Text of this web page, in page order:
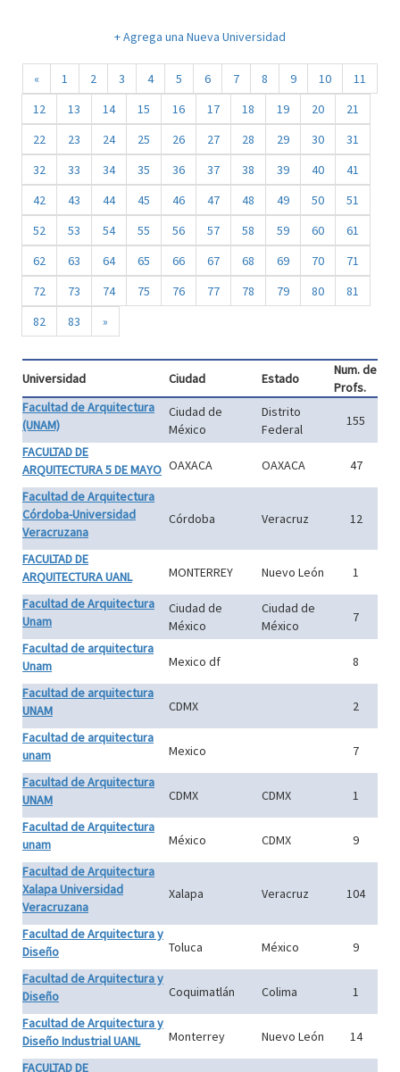
+ Agrega una Nueva Universidad
« 1 2 3 4 5 6 7 8 9 10
11
12
13 14 15 16 17 18 19 20
21
22
23 24 25 26 27 28 29 30
31
32
33 34 35 36 37 38 39 40
41
42
43 44 45 46 47 48 49 50
51
52
53 54 55 56 57 58 59 60
61
62
63 64 65 66 67 68 69 70
71
72
73 74 75 76 77 78 79 80
81
82
83 »
Universidad Ciudad Estado
Num. de
Profs.
Facultad de Arquitectura
(UNAM)
Ciudad de
México
Distrito
Federal
155
FACULTAD DE
ARQUITECTURA 5 DE MAYO OAXACA OAXACA
47
Facultad de Arquitectura
Córdoba-Universidad
Veracruzana
Córdoba Veracruz 12
FACULTAD DE
ARQUITECTURA UANL
MONTERREY Nuevo León
1
Facultad de Arquitectura
Unam
Ciudad de
México
Ciudad de
México
7
Facultad de arquitectura
Unam
Mexico df
8
Facultad de arquitectura
UNAM
CDMX
2
Facultad de arquitectura
unam
Mexico
7
Facultad de Arquitectura
UNAM
CDMX CDMX
1
Facultad de Arquitectura
unam
México CDMX
9
Facultad de Arquitectura
Xalapa Universidad
Veracruzana
Xalapa Veracruz 104
Facultad de Arquitectura y
Diseño
Toluca México
9
Facultad de Arquitectura y
Diseño
Coquimatlán Colima
1
Facultad de Arquitectura y
Diseño Industrial UANL
Monterrey Nuevo León
14
FACULTAD DE